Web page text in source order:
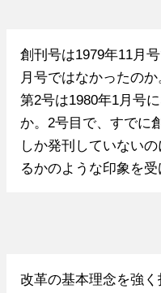
創刊号は1979年11月
月号ではなかったの
第2号は1980年1月号
か。2号目で、すでに
しか発刊していない
るかのような印象を受
改革の基本理念を強